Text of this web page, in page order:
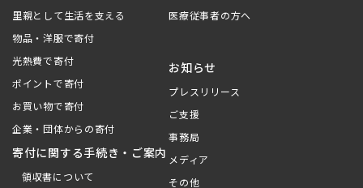
里親として生活を支える
物品・洋服で寄付
光熱費で寄付
ポイントで寄付
お買い物で寄付
企業・団体からの寄付
寄付に関する手続き・ご案内
領収書について
医療従事者の方へ
お知らせ
プレスリリース
ご支援
事務局
メディア
その他